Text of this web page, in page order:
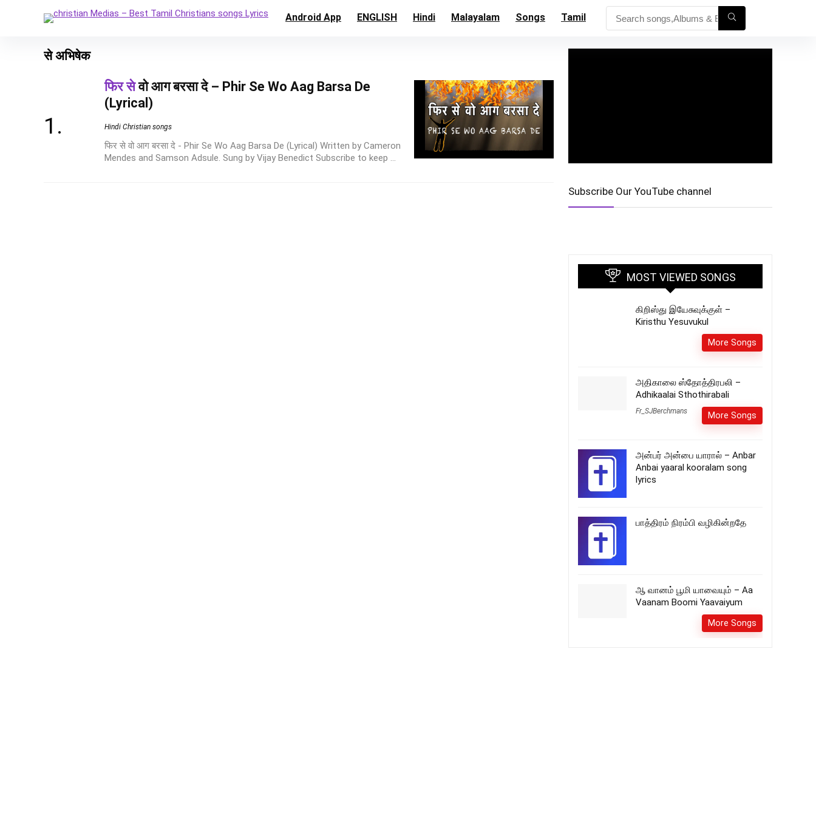
Android App ENGLISH Hindi Malayalam Songs Tamil
से अभिषेक
फिर सेवो आग बरसा दे – Phir Se Wo Aag Barsa De
(Lyrical)
Hindi Christian songs
फिर से वो आग बरसा दे - Phir Se Wo Aag Barsa De (Lyrical) Written by Cameron
Mendes and Samson Adsule. Sung by Vijay Benedict Subscribe to keep ...
Subscribe Our YouTube channel
MOST VIEWED SONGS
கிறிஸ்து இயேசுவுக்குள் –
Kiristhu Yesuvukul
More Songs
அதிகாலை ஸ்தோத்திரபலி –
Adhikaalai Sthothirabali
Fr_SJBerchmans More Songs
அன்பர் அன்பை யாரால் – Anbar
Anbai yaaral kooralam song
lyrics
பாத்திரம் நிரம்பி வழிகின்றதே
ஆ வானம் பூமி யாவையும் – Aa
Vaanam Boomi Yaavaiyum
More Songs